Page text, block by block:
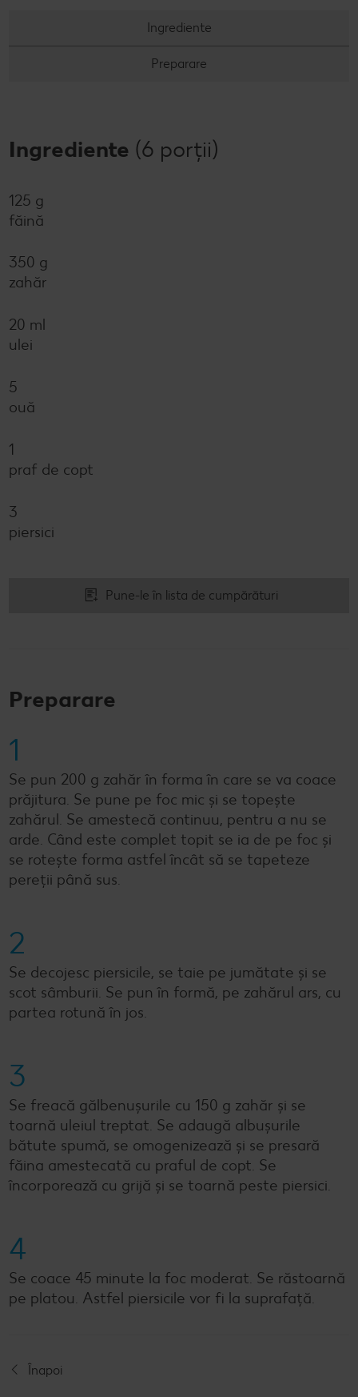
Revista Kaufland - Acum și pe WhatsApp!
Ingrediente
Preparare
Ingrediente (6 porții)
125 g
făină
350 g
zahăr
20 ml
ulei
5
ouă
1
praf de copt
3
piersici
Pune-le în lista de cumpărături
Preparare
1
Se pun 200 g zahăr în forma în care se va coace
prăjitura. Se pune pe foc mic și se topește
zahărul. Se amestecă continuu, pentru a nu se
arde. Când este complet topit se ia de pe foc și
se rotește forma astfel încât să se tapeteze
pereții până sus.
2
Se decojesc piersicile, se taie pe jumătate și se
scot sâmburii. Se pun în formă, pe zahărul ars, cu
partea rotună în jos.
3
Se freacă gălbenușurile cu 150 g zahăr și se
toarnă uleiul treptat. Se adaugă albușurile
bătute spumă, se omogenizează și se presară
făina amestecată cu praful de copt. Se
încorporează cu grijă și se toarnă peste piersici.
4
Se coace 45 minute la foc moderat. Se răstoarnă
pe platou. Astfel piersicile vor fi la suprafață.
Înapoi